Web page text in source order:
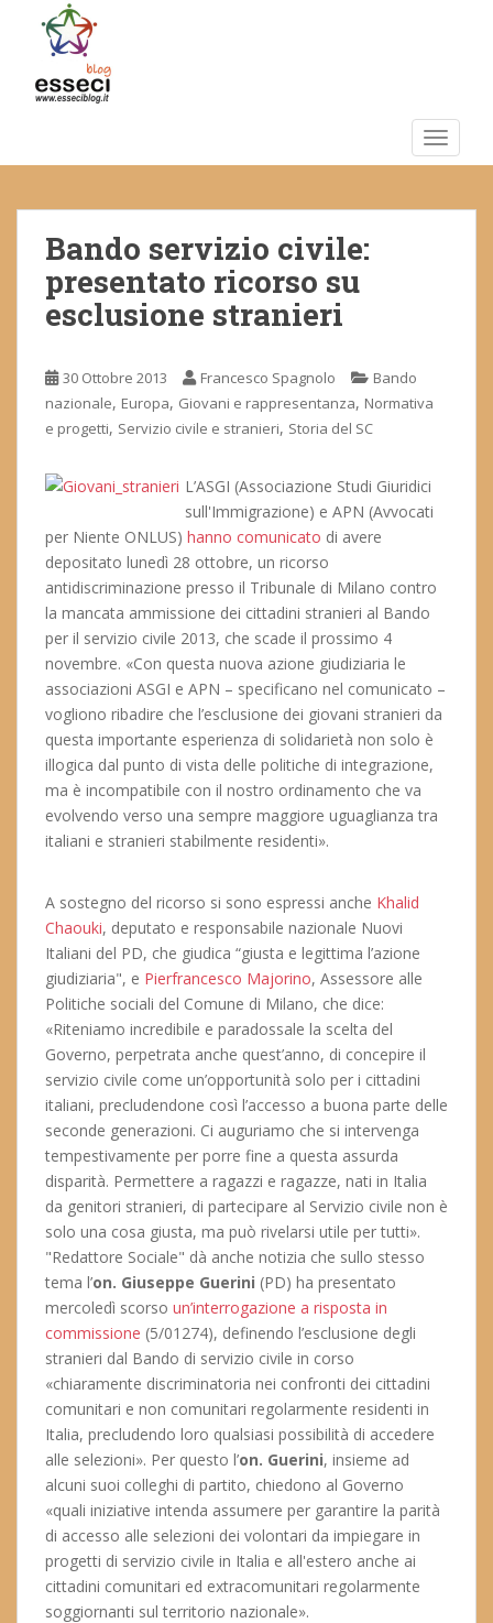
m
Bando servizio civile:
presentato ricorso su
esclusione stranieri
30 Ottobre 2013 Francesco Spagnolo
Bando
nazionale, Europa, Giovani e rappresentanza, Normativa
e progetti, Servizio civile e stranieri, Storia del SC
L’ASGI (Associazione Studi Giuridici
sull'Immigrazione) e APN (Avvocati
per Niente ONLUS) hanno comunicato di avere
depositato lunedì 28 ottobre, un ricorso
antidiscriminazione presso il Tribunale di Milano contro
la mancata ammissione dei cittadini stranieri al Bando
per il servizio civile 2013, che scade il prossimo 4
novembre. «Con questa nuova azione giudiziaria le
associazioni ASGI e APN – specificano nel comunicato –
vogliono ribadire che l’esclusione dei giovani stranieri da
questa importante esperienza di solidarietà non solo è
illogica dal punto di vista delle politiche di integrazione,
ma è incompatibile con il nostro ordinamento che va
evolvendo verso una sempre maggiore uguaglianza tra
italiani e stranieri stabilmente residenti».
A sostegno del ricorso si sono espressi anche Khalid
Chaouki, deputato e responsabile nazionale Nuovi
Italiani del PD, che giudica “giusta e legittima l’azione
giudiziaria", e Pierfrancesco Majorino, Assessore alle
Politiche sociali del Comune di Milano, che dice:
«Riteniamo incredibile e paradossale la scelta del
Governo, perpetrata anche quest’anno, di concepire il
servizio civile come un’opportunità solo per i cittadini
italiani, precludendone così l’accesso a buona parte delle
seconde generazioni. Ci auguriamo che si intervenga
tempestivamente per porre fine a questa assurda
disparità. Permettere a ragazzi e ragazze, nati in Italia
da genitori stranieri, di partecipare al Servizio civile non è
solo una cosa giusta, ma può rivelarsi utile per tutti».
"Redattore Sociale" dà anche notizia che sullo stesso
tema l’on. Giuseppe Guerini (PD) ha presentato
mercoledì scorso un’interrogazione a risposta in
commissione (5/01274), definendo l’esclusione degli
stranieri dal Bando di servizio civile in corso
«chiaramente discriminatoria nei confronti dei cittadini
comunitari e non comunitari regolarmente residenti in
Italia, precludendo loro qualsiasi possibilità di accedere
alle selezioni». Per questo l’on. Guerini, insieme ad
alcuni suoi colleghi di partito, chiedono al Governo
«quali iniziative intenda assumere per garantire la parità
di accesso alle selezioni dei volontari da impiegare in
progetti di servizio civile in Italia e all'estero anche ai
cittadini comunitari ed extracomunitari regolarmente
soggiornanti sul territorio nazionale».